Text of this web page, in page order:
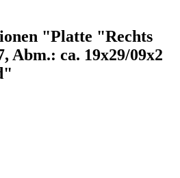
"Platte "Rechts
Abm.: ca. 19x29/09x2